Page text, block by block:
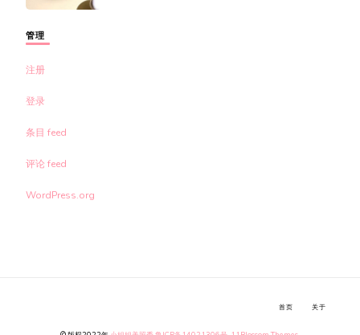
管理
注册
登录
条目 feed
评论 feed
WordPress.org
首页 关于